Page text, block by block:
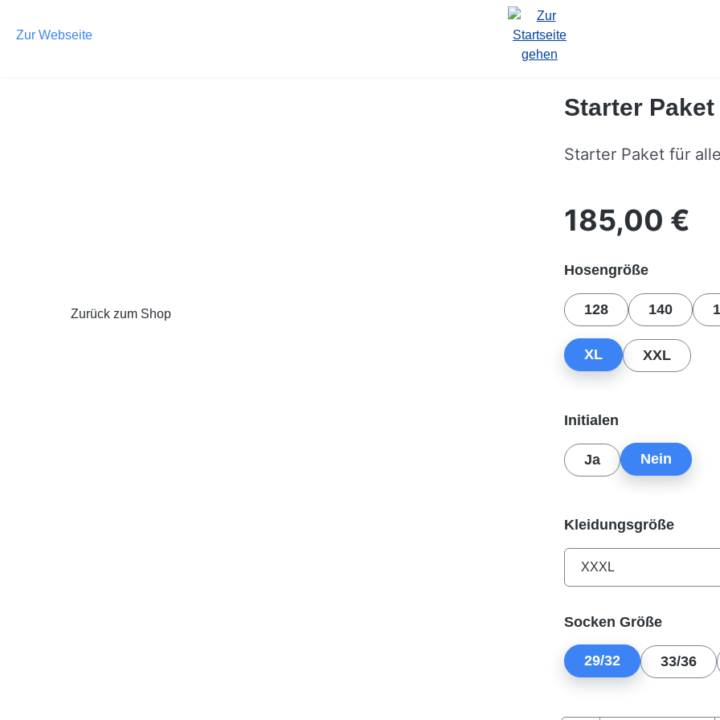
Zur Webseite
Zurück zum Shop
Starter Paket
Starter Paket für
Regulärer Preis:
185,00 €
Hosengrößeauswählen
128 140
XL XXL
Initialen
Ja Nein
Kleidungsgröße
Socken Größe
29/32 33/36